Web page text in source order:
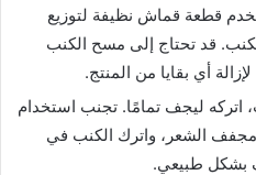
قطعة قماش نظيفة لتوزيع
قد تحتاج إلى مسح الكنب
أي بقايا من المنتج.
اتركه ليجف تمامًا. تجنب استخدام
الشعر، واترك الكنب في
بشكل طبيعي.